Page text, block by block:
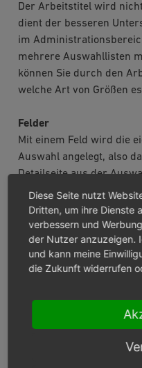
Der Arbeitstitel wird
dient der besseren
im
mehrere Auswahllisten
können Sie durch den
welche Art von Größen
Felder
Mit einem Feld wird die
Auswahl angelegt, also
Detailseite aus der
Auswahlliste zum
der vergebene Name
bzw. Preisabschlag die
Name
Name der Auswahl, wie
von Varianten
Auswahl der jeweiligen
Diese Seite nutzt
Dritten, um ihre Dienste
verbessern und
der Nutzer anzuzeigen.
und kann meine
die Zukunft widerrufen